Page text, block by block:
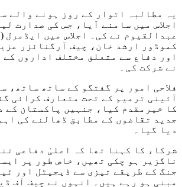
اجلاس میں سامنے آیا، جس کی صدارت
عبدالقیوم نے کی۔ اجلاس میں ایڈمرل
کموڈور ارشد خان، چیف آرگنائزر
اور دفاع سے متعلق مختلف اداروں
نے شرکت کی۔
آئینی ترمیم کے تحت متعارف کرائی
کا خیرمقدم کیا، جنہیں پاکستان کے
جدید تقاضوں کے مطابق ڈھالنے کی
دیا گیا۔
شرکاء کا کہنا تھا کہ اعلیٰ دفاعی
ناگزیر ہو چکی تھیں، خاص طور پر
جنگ کے طریقے تیزی سے ڈیجیٹل اور